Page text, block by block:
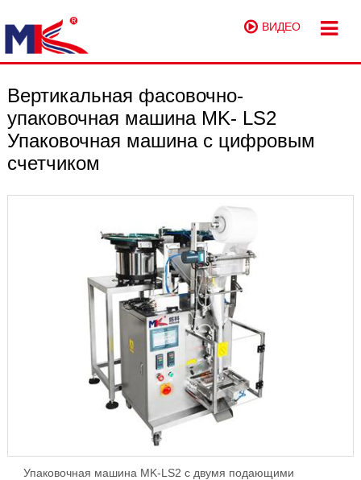
ВИДЕО
Вертикальная фасовочно-
упаковочная машина MK- LS2
Упаковочная машина с цифровым
счетчиком
Упаковочная машина MK-LS2 с двумя подающими